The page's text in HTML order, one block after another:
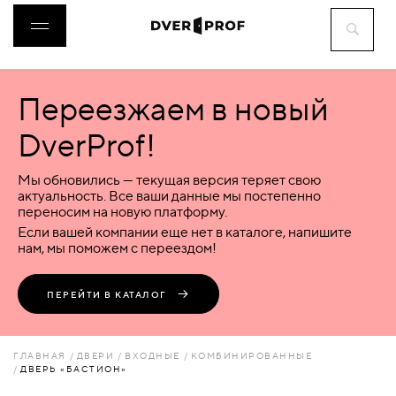
ДВЕРИ
ФУРНИТУРА
ВОРОТА
ПЕРЕГОРОДКИ
Переезжаем в новый
DverProf!
Мы обновились — текущая версия теряет свою
актуальность. Все ваши данные мы постепенно
переносим на новую платформу.
Если вашей компании еще нет в каталоге, напишите
нам, мы поможем с переездом!
ПЕРЕЙТИ В КАТАЛОГ
ГЛАВНАЯ ДВЕРИ ВХОДНЫЕ
КОМБИНИРОВАННЫЕ
ДВЕРЬ «БАСТИОН»